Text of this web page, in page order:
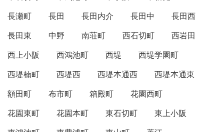
長瀬町
長田 長田内介 長田中
長田西
長田東
中野 南荘町 西石切町
西岩田
西上小阪
西鴻池町 西堤
西堤学園町
西堤楠町
西堤西 西堤本通西
西堤本通東
額田町
布市町 箱殿町
花園西町
花園東町
花園本町 東石切町
東上小阪